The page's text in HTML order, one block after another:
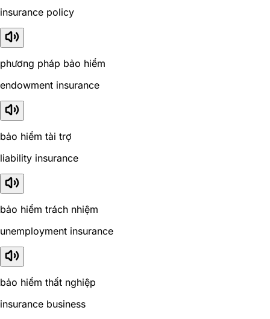
insurance policy
phương pháp bảo hiểm
endowment insurance
bảo hiểm tài trợ
liability insurance
bảo hiểm trách nhiệm
unemployment insurance
bảo hiểm thất nghiệp
insurance business